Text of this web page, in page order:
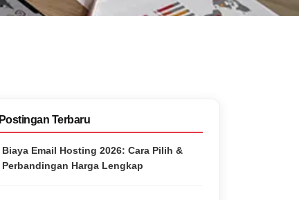
Postingan Terbaru
Biaya Email Hosting 2026: Cara Pilih &
Perbandingan Harga Lengkap